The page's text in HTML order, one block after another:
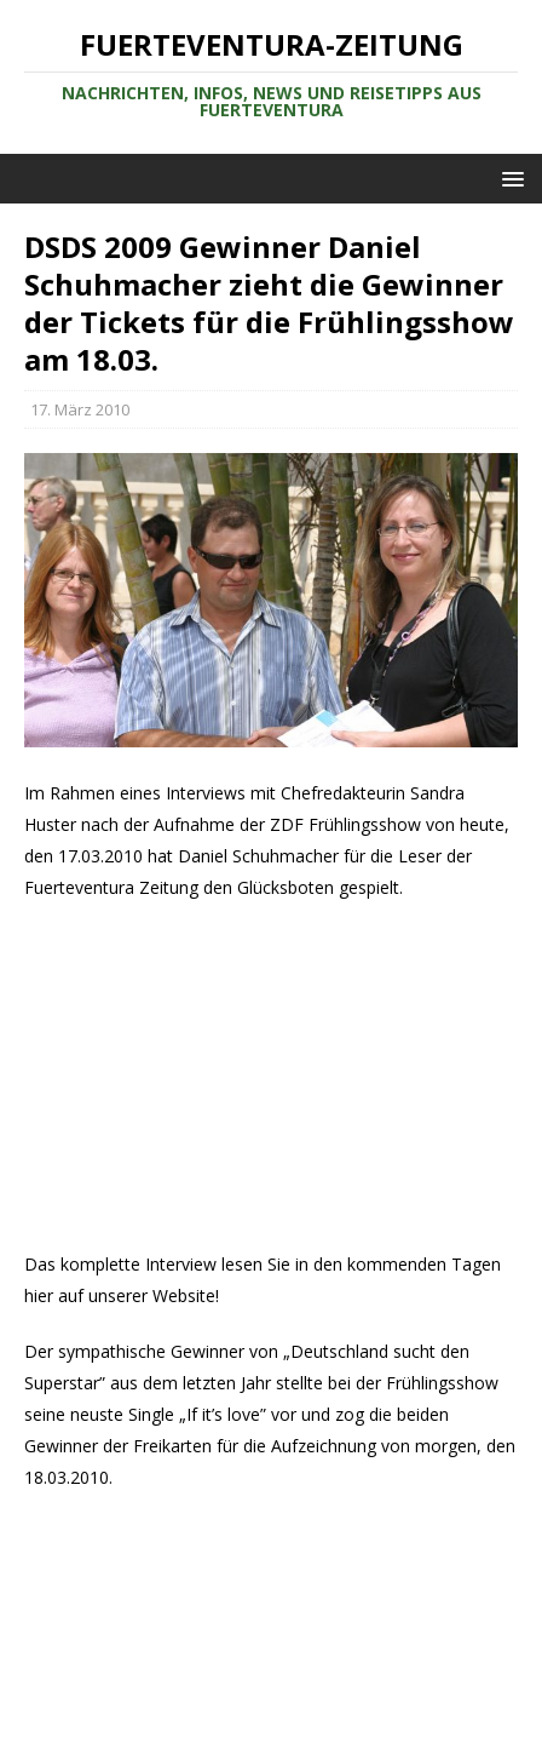
FUERTEVENTURA-ZEITUNG
NACHRICHTEN, INFOS, NEWS UND REISETIPPS AUS
FUERTEVENTURA
DSDS 2009 Gewinner Daniel
Schuhmacher zieht die Gewinner
der Tickets für die Frühlingsshow
am 18.03.
17. März 2010
Im Rahmen eines Interviews mit Chefredakteurin Sandra
Huster nach der Aufnahme der ZDF Frühlingsshow von heute,
den 17.03.2010 hat Daniel Schuhmacher für die Leser der
Fuerteventura Zeitung den Glücksboten gespielt.
Das komplette Interview lesen Sie in den kommenden Tagen
hier auf unserer Website!
Der sympathische Gewinner von „Deutschland sucht den
Superstar” aus dem letzten Jahr stellte bei der Frühlingsshow
seine neuste Single „If it’s love” vor und zog die beiden
Gewinner der Freikarten für die Aufzeichnung von morgen, den
18.03.2010.